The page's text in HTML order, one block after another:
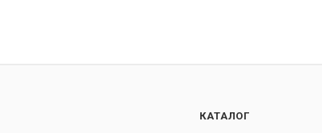
КАТАЛОГ